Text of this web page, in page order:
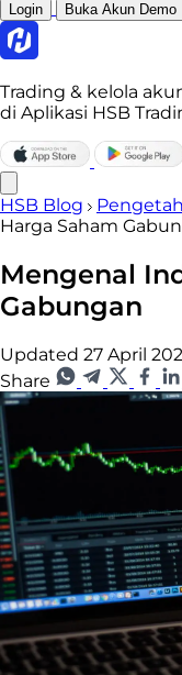
Login Buka Akun Demo
Trading & kelola
di Aplikasi HSB
HSB Blog
Harga Saham
Mengenal
Gabungan
Updated 27 April
Share